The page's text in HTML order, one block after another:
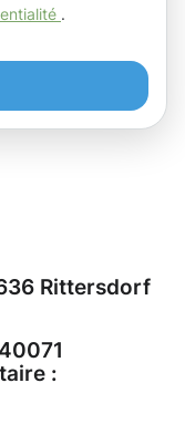
.
Rittersdorf
: